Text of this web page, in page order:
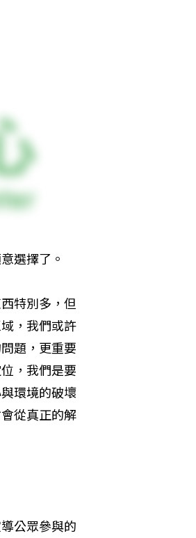
選擇了。
特別多，但
，我們或許
題，更重要
，我們是要
環境的破壞
從真正的解
公眾參與的